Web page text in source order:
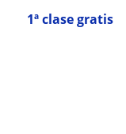
1ª clase gratis